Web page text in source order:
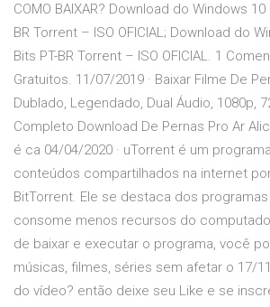
COMO BAIXAR? Download do Windows
BR Torrent – ISO OFICIAL; Download do
Bits PT-BR Torrent – ISO OFICIAL. 1
Gratuitos. 11/07/2019 · Baixar Filme De
Dublado, Legendado, Dual Áudio, 1080p,
Completo Download De Pernas Pro Ar
é ca 04/04/2020 · uTorrent é um
conteúdos compartilhados na internet
BitTorrent. Ele se destaca dos
consome menos recursos do
de baixar e executar o programa, você
músicas, filmes, séries sem afetar o 17/
do vídeo? então deixe seu Like e se